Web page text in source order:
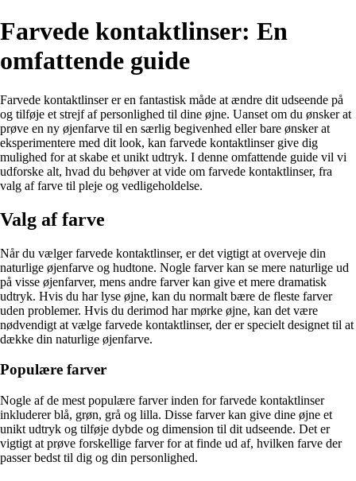
Farvede kontaktlinser: En
omfattende guide
Farvede kontaktlinser er en fantastisk måde at ændre dit udseende på
og tilføje et strejf af personlighed til dine øjne. Uanset om du ønsker at
prøve en ny øjenfarve til en særlig begivenhed eller bare ønsker at
eksperimentere med dit look, kan farvede kontaktlinser give dig
mulighed for at skabe et unikt udtryk. I denne omfattende guide vil vi
udforske alt, hvad du behøver at vide om farvede kontaktlinser, fra
valg af farve til pleje og vedligeholdelse.
Valg af farve
Når du vælger farvede kontaktlinser, er det vigtigt at overveje din
naturlige øjenfarve og hudtone. Nogle farver kan se mere naturlige ud
på visse øjenfarver, mens andre farver kan give et mere dramatisk
udtryk. Hvis du har lyse øjne, kan du normalt bære de fleste farver
uden problemer. Hvis du derimod har mørke øjne, kan det være
nødvendigt at vælge farvede kontaktlinser, der er specielt designet til at
dække din naturlige øjenfarve.
Populære farver
Nogle af de mest populære farver inden for farvede kontaktlinser
inkluderer blå, grøn, grå og lilla. Disse farver kan give dine øjne et
unikt udtryk og tilføje dybde og dimension til dit udseende. Det er
vigtigt at prøve forskellige farver for at finde ud af, hvilken farve der
passer bedst til dig og din personlighed.